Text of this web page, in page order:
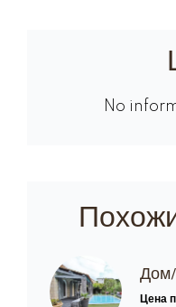
No
Цена